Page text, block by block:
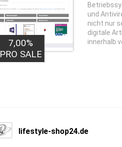
7,00%
PRO SALE
und
nicht nur
digitale
innerhalb
lifestyle-shop24.de